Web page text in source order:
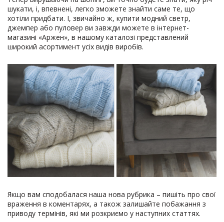
шукати, і, впевнені, легко зможете знайти саме те, що
хотіли придбати. І, звичайно ж, купити модний светр,
джемпер або пуловер ви завжди можете в інтернет-
магазині «Аржен», в нашому каталозі представлений
широкий асортимент усіх видів виробів.
Якщо вам сподобалася наша нова рубрика – пишіть про свої
враження в коментарях, а також залишайте побажання з
приводу термінів, які ми розкриємо у наступних статтях.